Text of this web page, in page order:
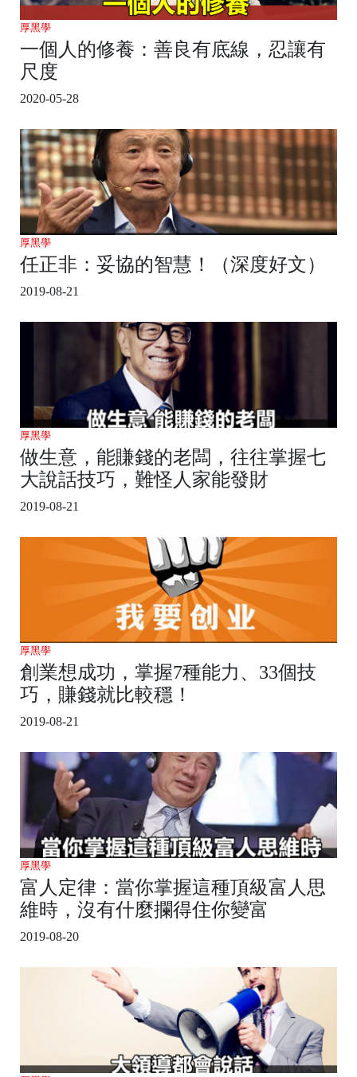
厚黑學
一個人的修養：善良有底線，忍讓有
尺度
2020-05-28
厚黑學
任正非：妥協的智慧！（深度好文）
2019-08-21
厚黑學
做生意，能賺錢的老闆，往往掌握七
大說話技巧，難怪人家能發財
2019-08-21
厚黑學
創業想成功，掌握7種能力、33個技
巧，賺錢就比較穩！
2019-08-21
厚黑學
富人定律：當你掌握這種頂級富人思
維時，沒有什麼攔得住你變富
2019-08-20